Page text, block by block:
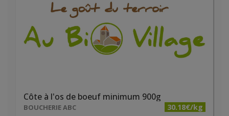
Côte à l'os de boeuf minimum 900g
BOUCHERIE ABC 30.18€/kg